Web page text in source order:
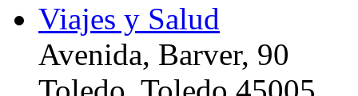
Viajes y Salud
Avenida, Barver, 90